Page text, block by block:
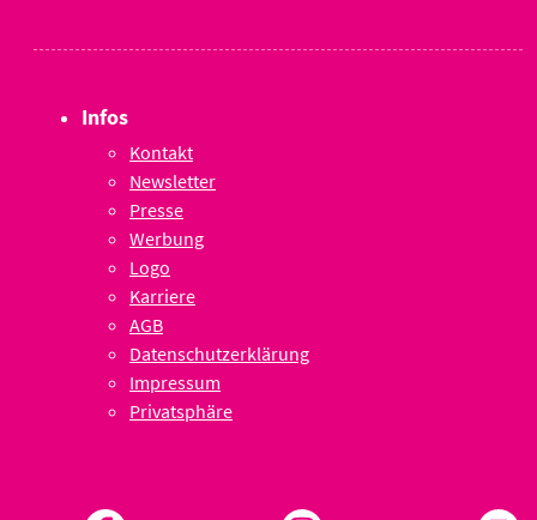
Infos
Kontakt
Newsletter
Presse
Werbung
Logo
Karriere
AGB
Datenschutzerklärung
Impressum
Privatsphäre